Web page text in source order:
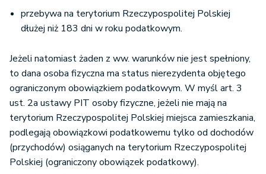
przebywa na terytorium Rzeczypospolitej Polskiej
dłużej niż 183 dni w roku podatkowym.
Jeżeli natomiast żaden z ww. warunków nie jest spełniony,
to dana osoba fizyczna ma status nierezydenta objętego
ograniczonym obowiązkiem podatkowym. W myśl art. 3
ust. 2a ustawy PIT osoby fizyczne, jeżeli nie mają na
terytorium Rzeczypospolitej Polskiej miejsca zamieszkania,
podlegają obowiązkowi podatkowemu tylko od dochodów
(przychodów) osiąganych na terytorium Rzeczypospolitej
Polskiej (ograniczony obowiązek podatkowy).